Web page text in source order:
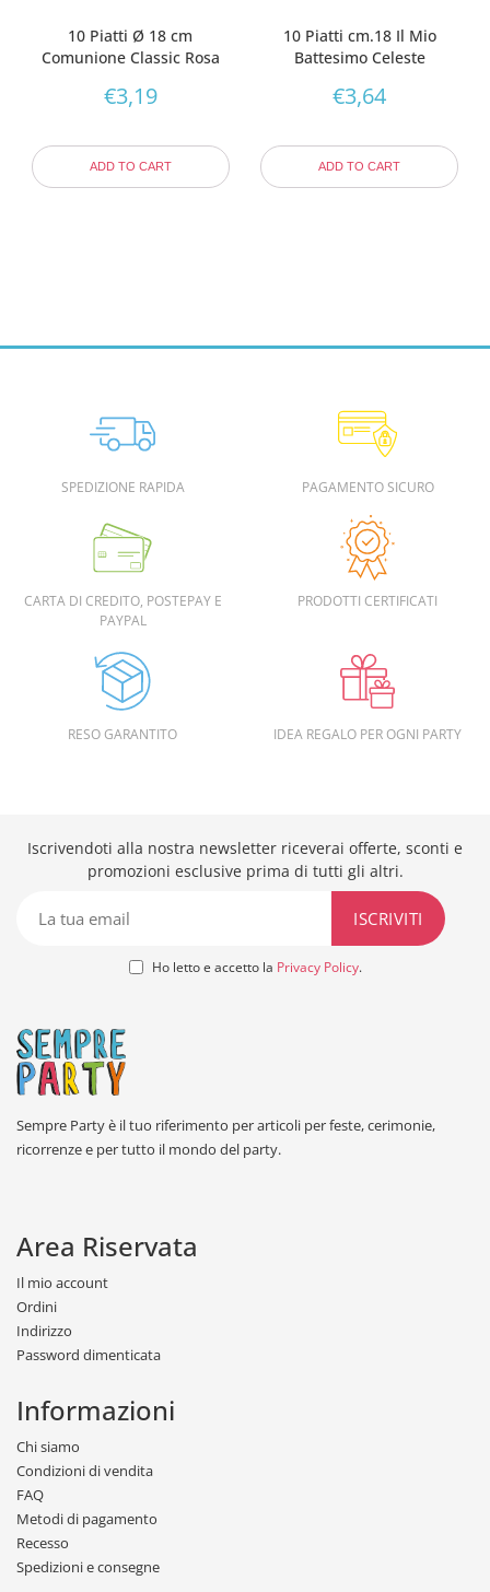
10 Piatti Ø 18 cm
Comunione Classic Rosa
€3,19
ADD TO CART
10 Piatti cm.18 Il Mio
Battesimo Celeste
€3,64
ADD TO CART
SPEDIZIONE RAPIDA PAGAMENTO SICURO
CARTA DI CREDITO, POSTEPAY E
PAYPAL
PRODOTTI CERTIFICATI
RESO GARANTITO IDEA REGALO PER OGNI PARTY
Iscrivendoti alla nostra newsletter riceverai offerte, sconti e
promozioni esclusive prima di tutti gli altri.
Ho letto e accetto la Privacy Policy.
Sempre Party è il tuo riferimento per articoli per feste, cerimonie,
ricorrenze e per tutto il mondo del party.
Area Riservata
Il mio account
Ordini
Indirizzo
Password dimenticata
Informazioni
Chi siamo
Condizioni di vendita
FAQ
Metodi di pagamento
Recesso
Spedizioni e consegne